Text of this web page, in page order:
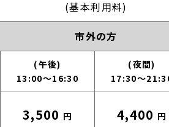
(基本利用料)
市外の方
午後：13:00～16:30
(午後)
13:00～16:30
夜間：
(夜間)
17:30～
3,500 円 4,400 円